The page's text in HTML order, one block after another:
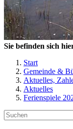
Sie befinden sich
Start
Gemeinde &
Aktuelles,
Aktuelles
Ferienspiele